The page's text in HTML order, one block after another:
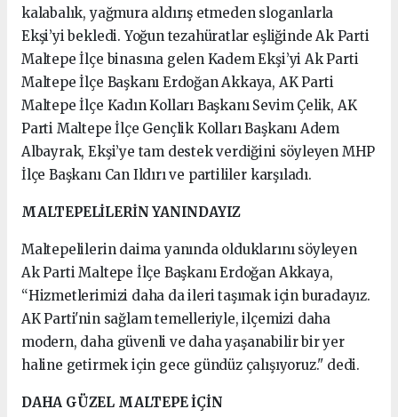
kalabalık, yağmura aldırış etmeden sloganlarla
Ekşi’yi bekledi. Yoğun tezahüratlar eşliğinde Ak Parti
Maltepe İlçe binasına gelen Kadem Ekşi’yi Ak Parti
Maltepe İlçe Başkanı Erdoğan Akkaya, AK Parti
Maltepe İlçe Kadın Kolları Başkanı Sevim Çelik, AK
Parti Maltepe İlçe Gençlik Kolları Başkanı Adem
Albayrak, Ekşi’ye tam destek verdiğini söyleyen MHP
İlçe Başkanı Can Ildırı ve partililer karşıladı.
MALTEPELİLERİN YANINDAYIZ
Maltepelilerin daima yanında olduklarını söyleyen
Ak Parti Maltepe İlçe Başkanı Erdoğan Akkaya,
“Hizmetlerimizi daha da ileri taşımak için buradayız.
AK Parti'nin sağlam temelleriyle, ilçemizi daha
modern, daha güvenli ve daha yaşanabilir bir yer
haline getirmek için gece gündüz çalışıyoruz." dedi.
DAHA GÜZEL MALTEPE İÇİN